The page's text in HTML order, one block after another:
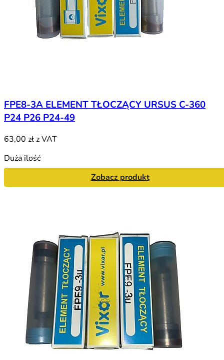
FPE8-3A ELEMENT TŁOCZĄCY URSUS C-360
P24 P26 P24-49
63,00 złz VAT
Duża ilość
Zobacz produkt